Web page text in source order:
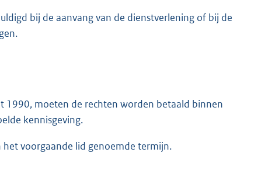
bij de aanvang van de dienstverlening of bij de
1990, moeten de rechten worden betaald binnen
kennisgeving.
voorgaande lid genoemde termijn.